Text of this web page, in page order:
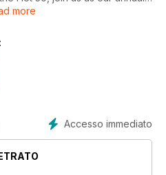
new experiences coming
more
Accesso immediato